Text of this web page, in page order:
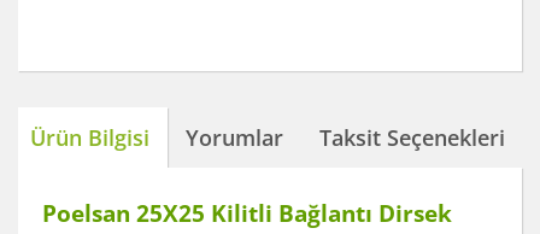
Ürün Bilgisi Yorumlar Taksit Seçenekleri
Poelsan 25X25 Kilitli Bağlantı Dirsek